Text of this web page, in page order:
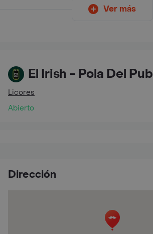
Ver más
El Irish - Pola Del Pub
Licores
Abierto
Dirección